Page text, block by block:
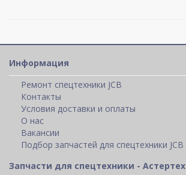
Информация
Ремонт спецтехники JCB
Контакты
Условия доставки и оплаты
О нас
Вакансии
Подбор запчастей для спецтехники JCB
Запчасти для спецтехники - Астертех